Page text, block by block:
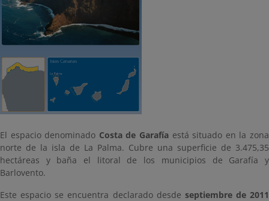
El espacio denominado Costa de Garafía está situado en la zona
norte de la isla de La Palma. Cubre una superficie de 3.475,35
hectáreas y baña el litoral de los municipios de Garafía y
Barlovento.
Este espacio se encuentra declarado desde septiembre de 2011